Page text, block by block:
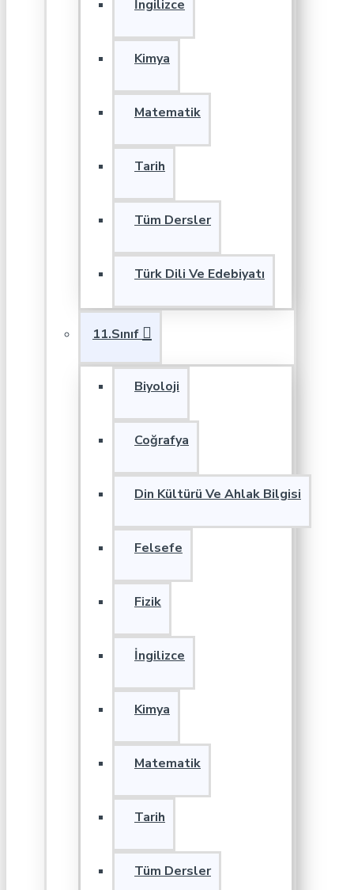
İngilizce
Kimya
Matematik
Tarih
Tüm Dersler
Türk Dili Ve Edebiyatı
11.Sınıf
Biyoloji
Coğrafya
Din Kültürü Ve Ahlak Bilgisi
Felsefe
Fizik
İngilizce
Kimya
Matematik
Tarih
Tüm Dersler